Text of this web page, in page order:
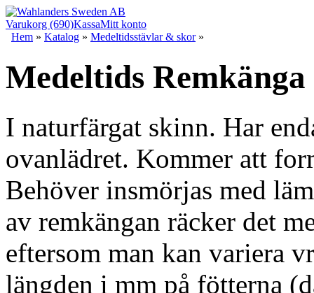
Varukorg (690)KassaMitt konto
Hem » Katalog » Medeltidsstävlar & skor»
Medeltids Remkänga
I naturfärgat skinn. Har
ovanlädret. Kommer att
Behöver insmörjas med
av remkängan räcker det
eftersom man kan variera
längden i mm på fötterna